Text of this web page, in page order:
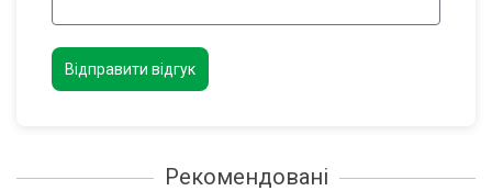
Відправити відгук
Рекомендовані